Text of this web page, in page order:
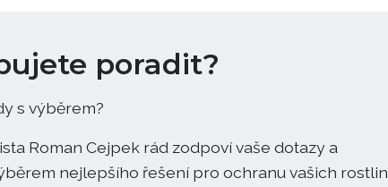
poradit?
s výběrem?
Roman Cejpek rád zodpoví vaše dotazy a
nejlepšího řešení pro ochranu vašich rostlin